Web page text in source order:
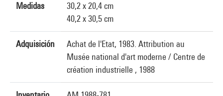
Medidas
30,2 x 20,4 cm
40,2 x 30,5 cm
Adquisición
Achat de l'Etat, 1983. Attribution au
Musée national d'art moderne / Centre de
création industrielle , 1988